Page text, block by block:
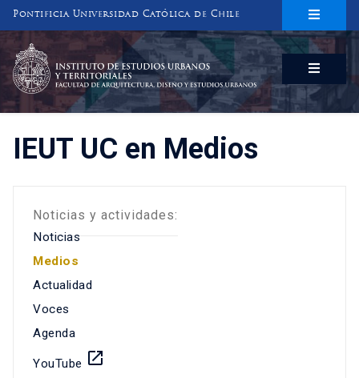
Pontificia Universidad Católica de Chile
INSTITUTO DE ESTUDIOS URBANOS
Y TERRITORIALES
FACULTAD DE ARQUITECTURA, DISEÑO Y ESTUDIOS URBANOS
IEUT UC en Medios
Noticias y actividades:
Noticias
Medios
Actualidad
Voces
Agenda
YouTube launch